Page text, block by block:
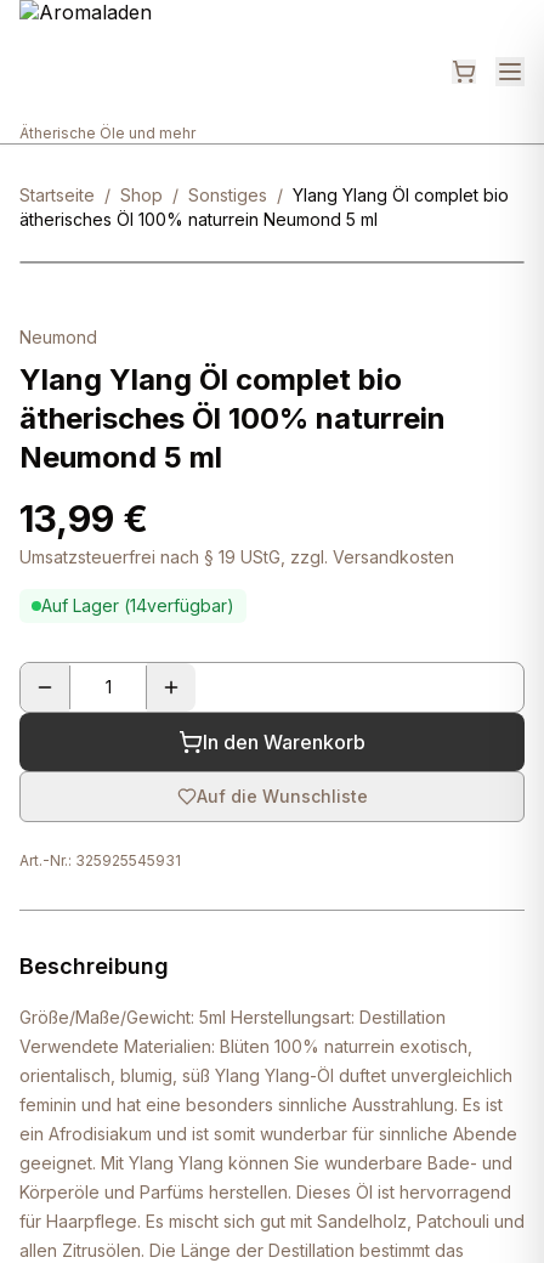
Ätherische Öle und mehr
Startseite / Shop / Sonstiges / Ylang Ylang Öl complet bio
ätherisches Öl 100% naturrein Neumond 5 ml
Neumond
Ylang Ylang Öl complet bio
ätherisches Öl 100% naturrein
Neumond 5 ml
13,99 €
Umsatzsteuerfrei nach § 19 UStG, zzgl. Versandkosten
Auf Lager (14verfügbar)
In den Warenkorb
Auf die Wunschliste
Art.-Nr.: 325925545931
Beschreibung
Größe/Maße/Gewicht: 5ml Herstellungsart: Destillation
Verwendete Materialien: Blüten 100% naturrein exotisch,
orientalisch, blumig, süß Ylang Ylang-Öl duftet unvergleichlich
feminin und hat eine besonders sinnliche Ausstrahlung. Es ist
ein Afrodisiakum und ist somit wunderbar für sinnliche Abende
geeignet. Mit Ylang Ylang können Sie wunderbare Bade- und
Körperöle und Parfüms herstellen. Dieses Öl ist hervorragend
für Haarpflege. Es mischt sich gut mit Sandelholz, Patchouli und
allen Zitrusölen. Die Länge der Destillation bestimmt das